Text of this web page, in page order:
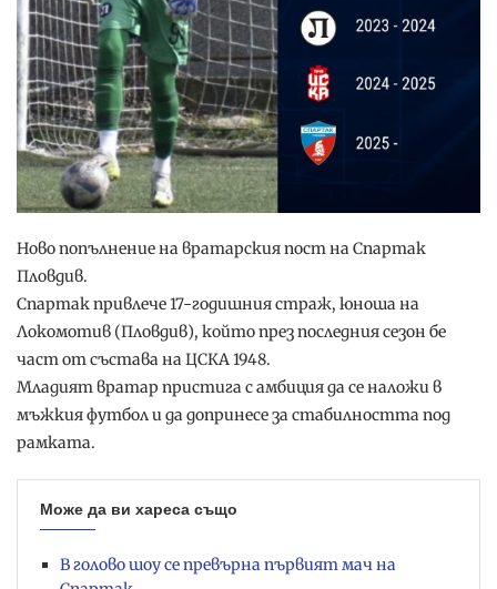
Ново попълнение на вратарския пост на Спартак
Пловдив.
Спартак привлече 17-годишния страж, юноша на
Локомотив (Пловдив), който през последния сезон бе
част от състава на ЦСКА 1948.
Младият вратар пристига с амбиция да се наложи в
мъжкия футбол и да допринесе за стабилността под
рамката.
Може да ви хареса също
В голово шоу се превърна първият мач на